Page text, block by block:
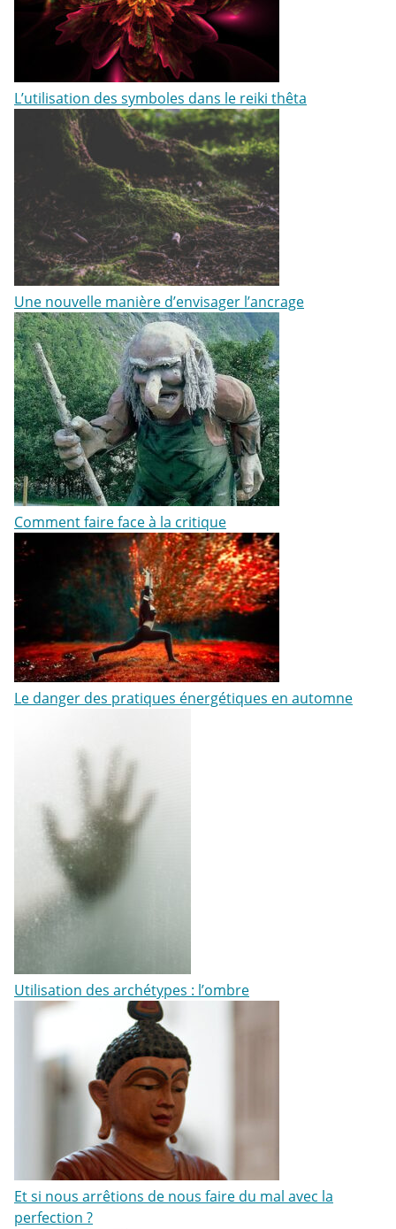
L’utilisation des symboles dans le reiki thêta
Une nouvelle manière d’envisager l’ancrage
Comment faire face à la critique
Le danger des pratiques énergétiques en automne
Utilisation des archétypes : l’ombre
Et si nous arrêtions de nous faire du mal avec la
perfection ?